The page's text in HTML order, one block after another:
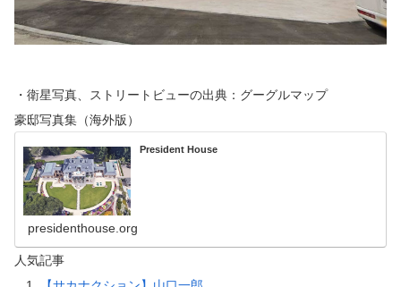
・衛星写真、ストリートビューの出典：グーグルマップ
豪邸写真集（海外版）
President House
presidenthouse.org
人気記事